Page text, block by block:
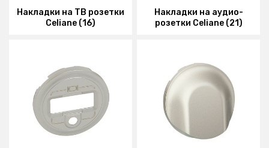
Накладки на ТВ розетки
Celiane (16)
Накладки на аудио-
розетки Celiane (21)